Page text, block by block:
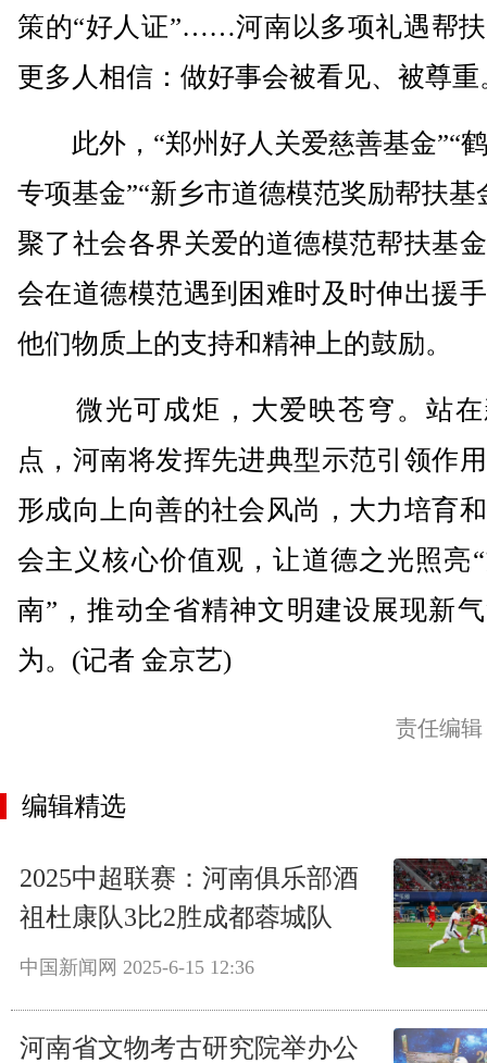
策的“好人证”……河南以多项礼遇帮
更多人相信：做好事会被看见、被尊重
此外，“郑州好人关爱慈善基金”“
专项基金”“新乡市道德模范奖励帮扶基
聚了社会各界关爱的道德模范帮扶基
会在道德模范遇到困难时及时伸出援
他们物质上的支持和精神上的鼓励。
微光可成炬，大爱映苍穹。站在
点，河南将发挥先进典型示范引领作
形成向上向善的社会风尚，大力培育
会主义核心价值观，让道德之光照亮
南”，推动全省精神文明建设展现新
为。(记者 金京艺)
责任编
编辑精选
2025中超联赛：河南俱乐部酒
祖杜康队3比2胜成都蓉城队
中国新闻网 2025-6-15 12:36
河南省文物考古研究院举办公